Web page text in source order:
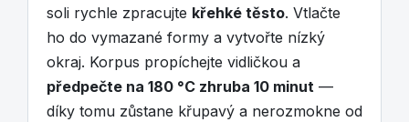
soli rychle zpracujte křehké těsto. Vtlačte
ho do vymazané formy a vytvořte nízký
okraj. Korpus propíchejte vidličkou a
předpečte na 180 °C zhruba 10 minut —
díky tomu zůstane křupavý a nerozmokne od